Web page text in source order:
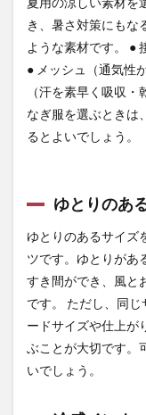
き、暑さ対策にもな
ような素材です。 ●
● メッシュ（通気性
（汗を素早く吸収
なぎ服を選ぶときは
るとよいでしょう。
ゆとりのあ
ゆとりのあるサイズ
ツです。ゆとりがあ
すき間ができ、風と
です。 ただし、同
ードサイズや仕上が
ぶことが大切です。
いでしょう。